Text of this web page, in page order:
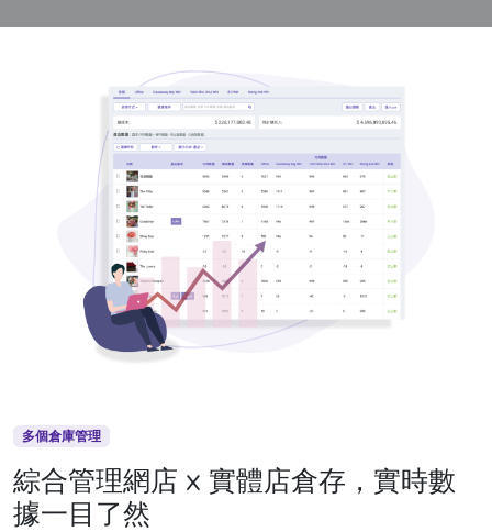
多個倉庫管理
綜合管理網店 x 實體店倉存，實時數
據一目了然